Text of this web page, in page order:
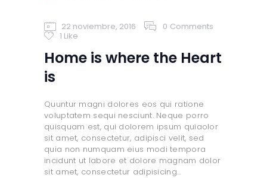
22 noviembre, 2016 0 Comments
1 Like
Home is where the Heart
is
Quuntur magni dolores eos qui ratione
voluptatem sequi nesciunt. Neque porro
quisquam est, qui dolorem ipsum quiaolor
sit amet, consectetur, adipisci velit, sed
quia non numquam eius modi tempora
incidunt ut labore et dolore magnam dolor
sit amet, consectetur adipisicing…